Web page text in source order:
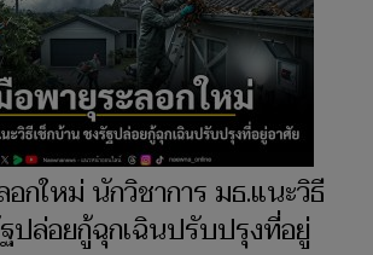
กใหม่ นักวิชาการ มธ.แนะวิธี
ปล่อยกู้ฉุกเฉินปรับปรุงที่อยู่